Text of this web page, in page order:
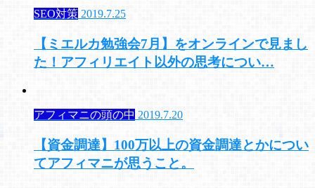
SEO対策 2019.7.25
【ミエルカ勉強会7月】をオンラインで見まし
た！アフィリエイト以外の思考につい…
アフィマニの頭の中 2019.7.20
【資金調達】100万以上の資金調達とかについ
てアフィマニが思うこと。